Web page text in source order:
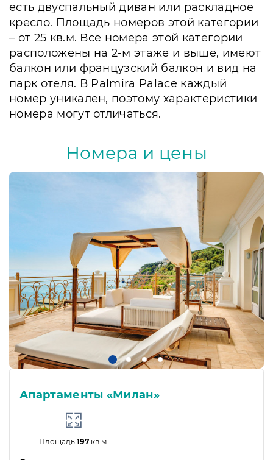
есть двуспальный диван или раскладное
кресло. Площадь номеров этой категории
– от 25 кв.м. Все номера этой категории
расположены на 2-м этаже и выше, имеют
балкон или французский балкон и вид на
парк отеля. В Palmira Palace каждый
номер уникален, поэтому характеристики
номера могут отличаться.
Номера и цены
Апартаменты «Милан»
Площадь 197кв.м.